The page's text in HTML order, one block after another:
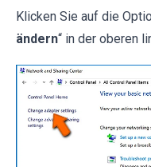
Klicken Sie auf die
ändern“ in der oberen